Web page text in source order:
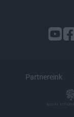
Partnereink